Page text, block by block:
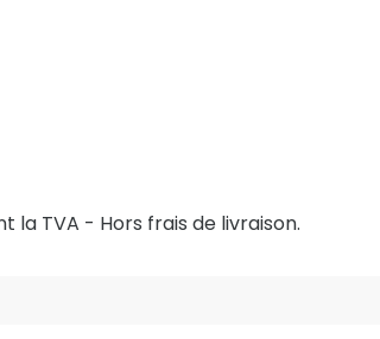
la TVA - Hors frais de livraison.